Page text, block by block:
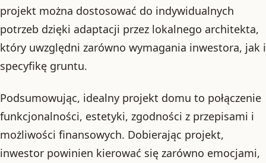
projekt można dostosować do indywidualnych
potrzeb dzięki adaptacji przez lokalnego architekta,
który uwzględni zarówno wymagania inwestora, jak i
specyfikę gruntu.
Podsumowując, idealny projekt domu to połączenie
funkcjonalności, estetyki, zgodności z przepisami i
możliwości finansowych. Dobierając projekt,
inwestor powinien kierować się zarówno emocjami,